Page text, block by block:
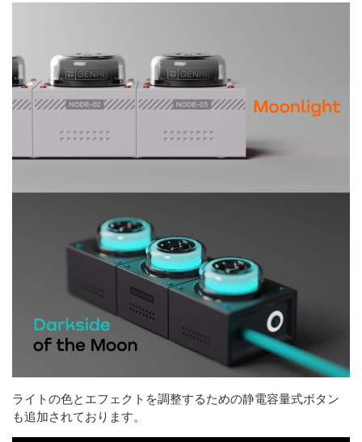
ライトの色とエフェクトを調整するための静電容量式ボタン
も追加されております。